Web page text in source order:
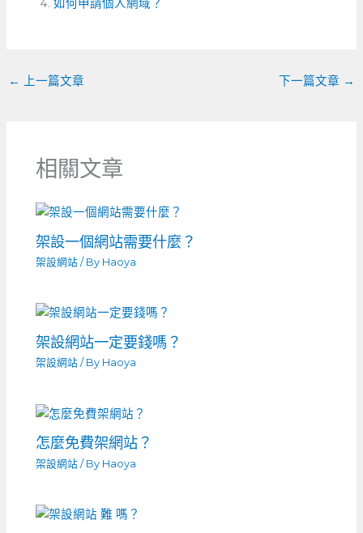
如何申請個人網域？
← 上一篇文章 下一篇文章 →
相關文章
架設一個網站需要什麼？
架設網站 / By Haoya
架設網站一定要錢嗎？
架設網站 / By Haoya
怎麼免費架網站？
架設網站 / By Haoya